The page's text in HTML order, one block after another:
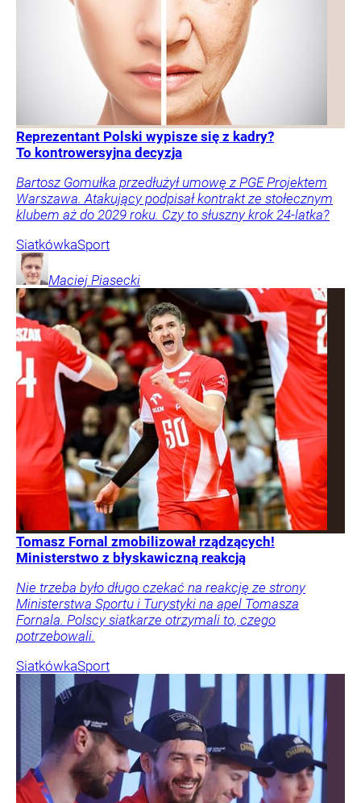
Reprezentant Polski wypisze się z kadry?
To kontrowersyjna decyzja
Bartosz Gomułka przedłużył umowę z PGE Projektem
Warszawa. Atakujący podpisał kontrakt ze stołecznym
klubem aż do 2029 roku. Czy to słuszny krok 24-latka?
SiatkówkaSport
Maciej Piasecki
Tomasz Fornal zmobilizował rządzących!
Ministerstwo z błyskawiczną reakcją
Nie trzeba było długo czekać na reakcję ze strony
Ministerstwa Sportu i Turystyki na apel Tomasza
Fornala. Polscy siatkarze otrzymali to, czego
potrzebowali.
SiatkówkaSport